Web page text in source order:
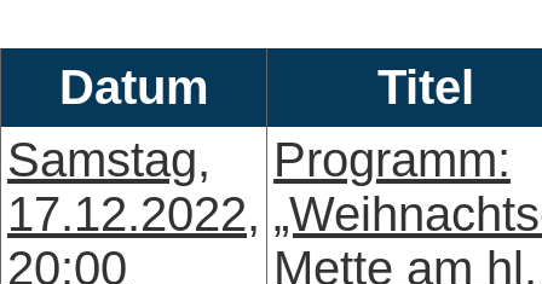
Datum
Titel
Samstag,
17.12.2022,
20:00
Programm:
Mette am hl.